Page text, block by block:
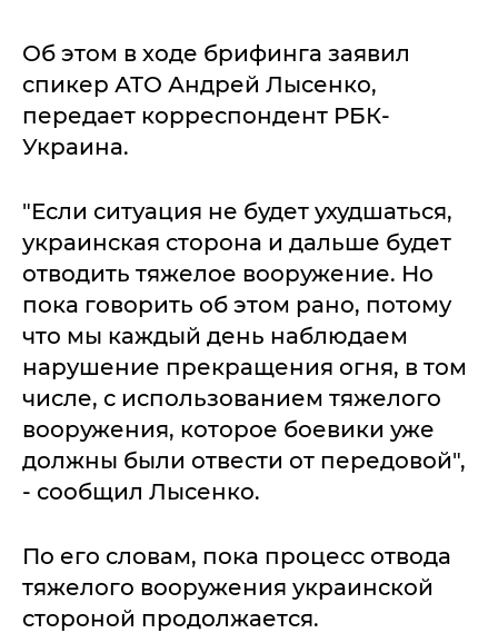
Об этом в ходе брифинга заявил
спикер АТО Андрей Лысенко,
передает корреспондент РБК-
Украина.
"Если ситуация не будет ухудшаться,
украинская сторона и дальше будет
отводить тяжелое вооружение. Но
пока говорить об этом рано, потому
что мы каждый день наблюдаем
нарушение прекращения огня, в том
числе, с использованием тяжелого
вооружения, которое боевики уже
должны были отвести от передовой",
- сообщил Лысенко.
По его словам, пока процесс отвода
тяжелого вооружения украинской
стороной продолжается.